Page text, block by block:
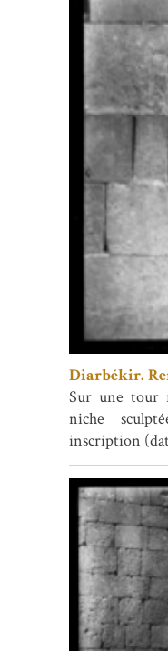
Diarbékir.
Sur une tour
niche
inscription